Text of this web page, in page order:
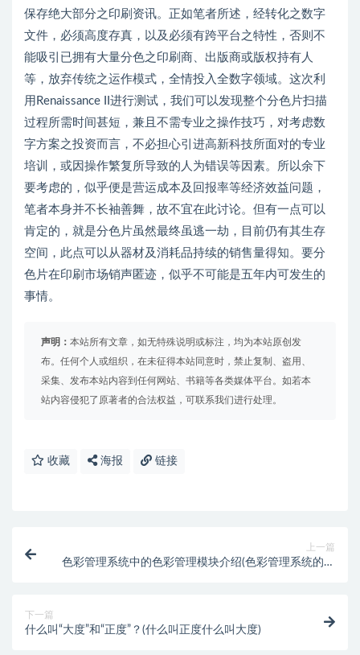
保存绝大部分之印刷资讯。正如笔者所述，经转化之数字
文件，必须高度存真，以及必须有跨平台之特性，否则不
能吸引已拥有大量分色之印刷商、出版商或版权持有人
等，放弃传统之运作模式，全情投入全数字领域。这次利
用Renaissance II进行测试，我们可以发现整个分色片扫描
过程所需时间甚短，兼且不需专业之操作技巧，对考虑数
字方案之投资而言，不必担心引进高新科技所面对的专业
培训，或因操作繁复所导致的人为错误等因素。所以余下
要考虑的，似乎便是营运成本及回报率等经济效益问题，
笔者本身并不长袖善舞，故不宜在此讨论。但有一点可以
肯定的，就是分色片虽然最终虽逃一劫，目前仍有其生存
空间，此点可以从器材及消耗品持续的销售量得知。要分
色片在印刷市场销声匿迹，似乎不可能是五年内可发生的
事情。
声明： 本站所有文章，如无特殊说明或标注，均为本站原创发
布。任何个人或组织，在未征得本站同意时，禁止复制、盗用、
采集、发布本站内容到任何网站、书籍等各类媒体平台。如若本
站内容侵犯了原著者的合法权益，可联系我们进行处理。
收藏 海报 链接
上一篇
色彩管理系统中的色彩管理模块介绍(色彩管理系统的构
下一篇
什么叫“大度”和“正度”？(什么叫正度什么叫大度)